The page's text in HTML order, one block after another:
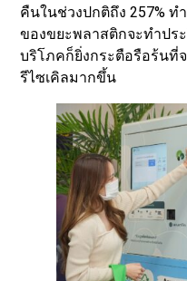
คืนในช่วงปกติถึง 257% ท
ของขยะพลาสติกจะทำปร
บริโภคก็ยิ่งกระตือรือร้นที่
รีไซเคิลมากขึ้น